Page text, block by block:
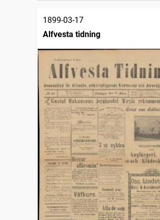
1899-03-17
Alfvesta tidning